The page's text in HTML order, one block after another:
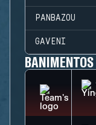
PANBAZOU
GAVENI